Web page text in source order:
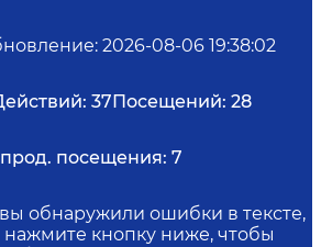
: 2026-08-06 19:38:02
37Посещений: 28
посещения: 7
обнаружили ошибки в тексте,
нажмите кнопку ниже, чтобы